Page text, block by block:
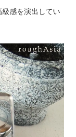
感を演出してい